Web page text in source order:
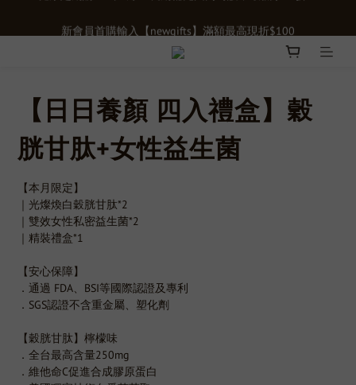
單筆滿千贈【膠原蛋白15入體驗禮】限時贈送立即下單>>>
新會員首購輸入【newgifts】滿額最高現折$100
【日日養顏 四入禮盒】穀
胱甘肽+女性益生菌
【本月限定】
｜光燦煥白穀胱甘肽*2
｜雙效女性私密益生菌*2
｜精裝禮盒*1
【安心保障】
．通過 FDA、BSI等國際認證及專利
．SGS認證不含重金屬、塑化劑
【穀胱甘肽】檸檬味
．全台最高含量250mg
．維他命C促進合成膠原蛋白